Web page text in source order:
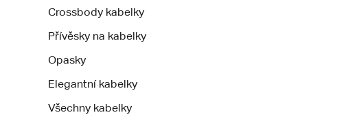
Crossbody kabelky
Přívěsky na kabelky
Opasky
Elegantní kabelky
Všechny kabelky